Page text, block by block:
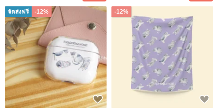
จัดส่งฟรี -12% -12%